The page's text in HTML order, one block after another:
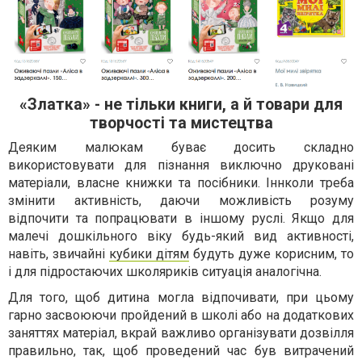
«Златка» - не тільки книги, а й товари для
творчості та мистецтва
Деяким малюкам буває досить складно
використовувати для пізнання виключно друковані
матеріали, власне книжки та посібники. Іннколи треба
змінити активність, даючи можливість розуму
відпочити та попрацювати в іншому руслі. Якщо для
малечі дошкільного віку будь-який вид активності,
навіть, звичайні кубики дітям будуть дуже корисним, то
і для підростаючих школяриків ситуація аналогічна.
Для того, щоб дитина могла відпочивати, при цьому
гарно засвоюючи пройдений в школі або на додаткових
заняттях матеріал, вкрай важливо організувати дозвілля
правильно, так, щоб проведений час був витрачений